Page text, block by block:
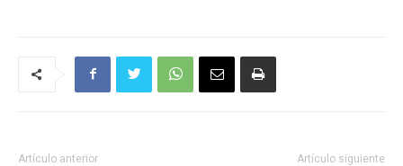
Artículo anterior Artículo siguiente